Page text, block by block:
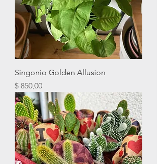
Singonio Golden Allusion
Precio
$ 850,00